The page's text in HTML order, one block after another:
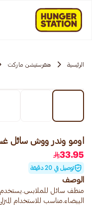
الرئيسية هنقرستيشن ماركت
اومو وندر ووش سائل غسيل
33.95
توصيل في 20 دقيقة
الوصف
منظف سائل للملابس.يستخدم
البيضاء.مناسب للاستخدام